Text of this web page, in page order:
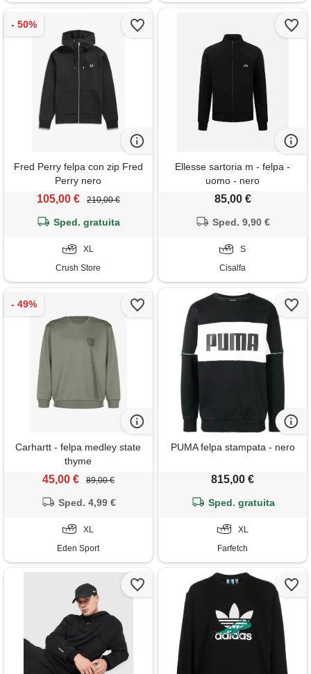
Fred Perry felpa con zip Fred
Perry nero
105,00 € 210,00 €
Sped. gratuita
XL
Crush Store
Ellesse sartoria m - felpa -
uomo - nero
85,00 €
Sped. 9,90 €
S
Cisalfa
Carhartt - felpa medley state
thyme
45,00 € 89,00 €
Sped. 4,99 €
XL
Eden Sport
PUMA felpa stampata - nero
815,00 €
Sped. gratuita
XL
Farfetch